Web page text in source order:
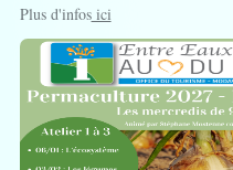
Plus d'infosici